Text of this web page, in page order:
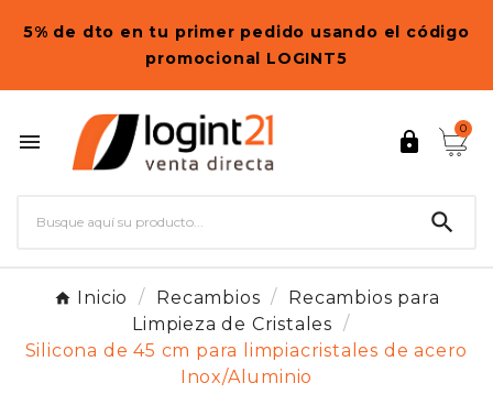
5% de dto en tu primer pedido usando el código
promocional LOGINT5
 
0

Inicio Recambios
Recambios para
Limpieza de Cristales
Silicona de 45 cm para limpiacristales de acero
Inox/Aluminio